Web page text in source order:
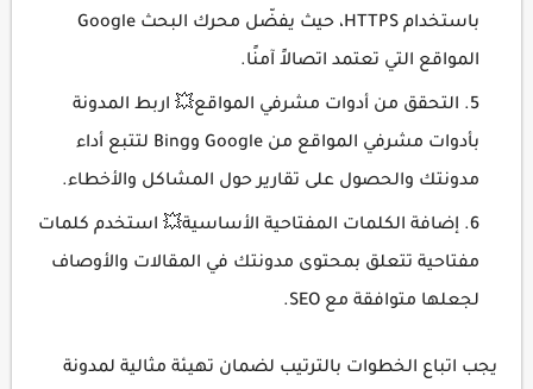
باستخدام HTTPS، حيث يفضّل محرك البحث Google
المواقع التي تعتمد اتصالاً آمنًا.
التحقق من أدوات مشرفي المواقع💥 اربط المدونة
بأدوات مشرفي المواقع من Google وBing لتتبع أداء
مدونتك والحصول على تقارير حول المشاكل والأخطاء.
إضافة الكلمات المفتاحية الأساسية💥 استخدم كلمات
مفتاحية تتعلق بمحتوى مدونتك في المقالات والأوصاف
لجعلها متوافقة مع SEO.
يجب اتباع الخطوات بالترتيب لضمان تهيئة مثالية لمدونة